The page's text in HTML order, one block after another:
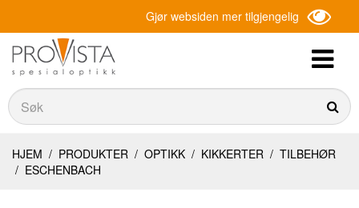
Gjør websiden mer tilgjengelig
Søk
Søk
HJEM / PRODUKTER / OPTIKK / KIKKERTER / TILBEHØR
/ ESCHENBACH